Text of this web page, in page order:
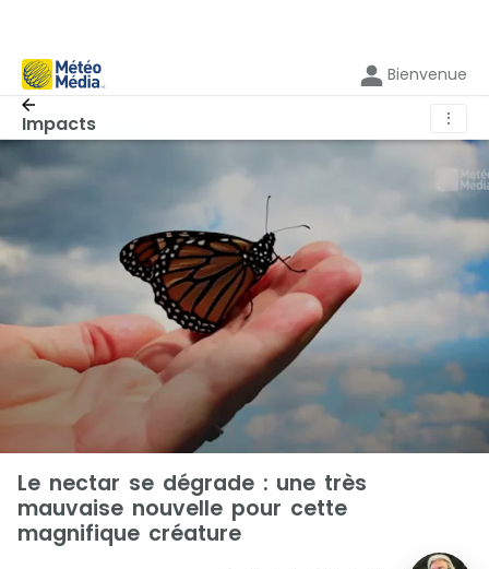
Bienvenue
Impacts ⋮
Le nectar se dégrade : une très
mauvaise nouvelle pour cette
magnifique créature